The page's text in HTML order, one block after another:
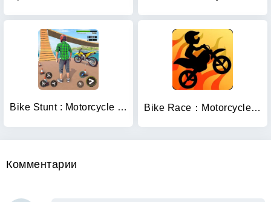
Bike Stunt : Motorcycle Game Bike Race：Motorcycle Games
Комментарии